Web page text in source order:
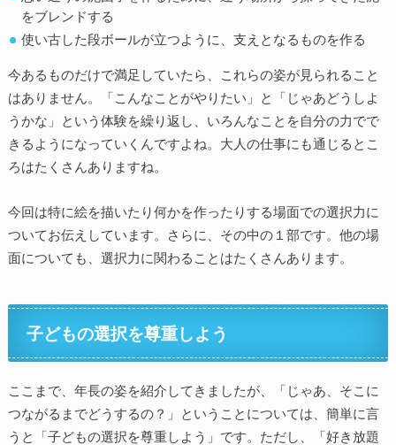
をブレンドする
使い古した段ボールが立つように、支えとなるものを作る
今あるものだけで満足していたら、これらの姿が見られること
はありません。「こんなことがやりたい」と「じゃあどうしよ
うかな」という体験を繰り返し、いろんなことを自分の力でで
きるようになっていくんですよね。大人の仕事にも通じるとこ
ろはたくさんありますね。
今回は特に絵を描いたり何かを作ったりする場面での選択力に
ついてお伝えしています。さらに、その中の１部です。他の場
面についても、選択力に関わることはたくさんあります。
子どもの選択を尊重しよう
ここまで、年長の姿を紹介してきましたが、「じゃあ、そこに
つながるまでどうするの？」ということについては、簡単に言
うと「子どもの選択を尊重しよう」です。ただし、「好き放題